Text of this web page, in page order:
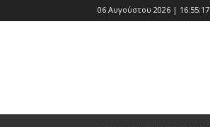
06 Αυγούστου 2026 | 16:55:19